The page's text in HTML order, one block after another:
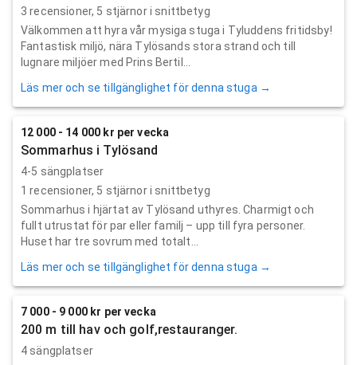
3 recensioner, 5 stjärnor i snittbetyg
Välkommen att hyra vår mysiga stuga i Tyluddens fritidsby!
Fantastisk miljö, nära Tylösands stora strand och till
lugnare miljöer med Prins Bertil...
Läs mer och se tillgänglighet för denna stuga →
12 000 - 14 000 kr per vecka
Sommarhus i Tylösand
4-5 sängplatser
1 recensioner, 5 stjärnor i snittbetyg
Sommarhus i hjärtat av Tylösand uthyres. Charmigt och
fullt utrustat för par eller familj – upp till fyra personer.
Huset har tre sovrum med totalt...
Läs mer och se tillgänglighet för denna stuga →
7 000 - 9 000 kr per vecka
200 m till hav och golf,restauranger.
4 sängplatser